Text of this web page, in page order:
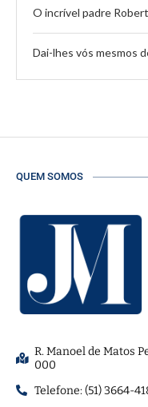
O incrível padre
Dai-lhes vós mesmos
QUEM SOMOS
R. Manoel de Matos
000
Telefone: (51) 3664-